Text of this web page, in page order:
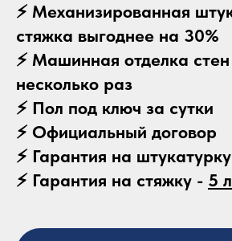
⚡ Механизированная
стяжка выгоднее на 30%
⚡ Машинная отделка
несколько раз
⚡ Пол под ключ за сутки
⚡ Официальный договор
⚡ Гарантия на
⚡ Гарантия на стяжку - 5